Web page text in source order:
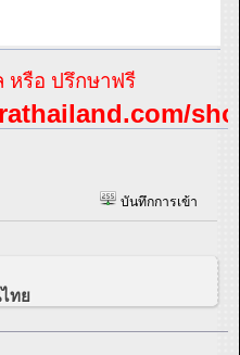
หรือ ปรึกษาฟรี
บันทึกการเข้า
ทย